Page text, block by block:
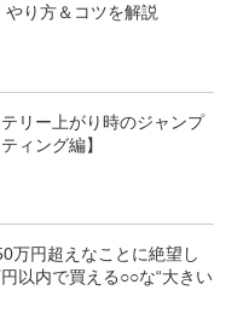
り方＆コツを解説
リー上がり時のジャンプ
ィング編】
万円超えなことに絶望し
以内で買える○○な“大きい